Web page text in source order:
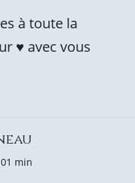
à toute la
♥️ avec vous
min